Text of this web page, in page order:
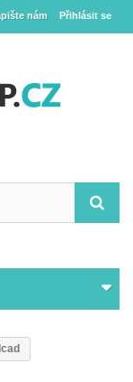
Přihlásit se
nám